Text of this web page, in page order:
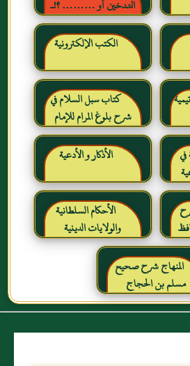
التدخين أو ……… ؟!ـ
حقائق وأرقام ناطقة ، لكن
لا يسمعها المدخنون حرره
خالد بن عبد الرحمن بن حمد
الشايع
الكتب الإلكترونية
كتاب سبل السلام في
شرح بلوغ المرام للإمام
الصنعاني رحمه الله
الأذكار و الأدعية
الأحكام السلطانية
والولايات الدينية
المنهاج شرح صحيح
مسلم بن الحجاج